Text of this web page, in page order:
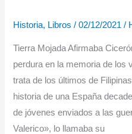
Historia, Libros /02/12/2021/
Tierra Mojada Afirmaba
perdura en la memoria de los
trata de los últimos de
historia de una España
de jóvenes enviados a las
Valerico», lo llamaba su